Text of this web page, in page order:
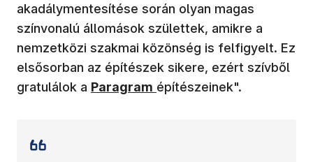
akadálymentesítése során olyan magas
színvonalú állomások születtek, amikre a
nemzetközi szakmai közönség is felfigyelt. Ez
elsősorban az építészek sikere, ezért szívből
gratulálok a (új ablakban nyílik meg)
Paragram építészeinek".